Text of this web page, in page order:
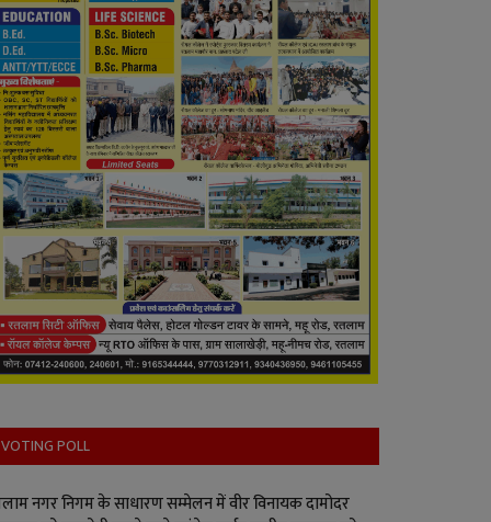
VOTING POLL
नगर निगम के साधारण सम्मेलन में वीर विनायक दामोदर